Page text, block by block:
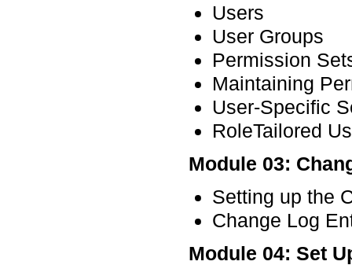
Users
User Groups
Permission
Maintaining
User-Specific
RoleTailored
Module 03:
Setting up the
Change Log
Module 04: Set